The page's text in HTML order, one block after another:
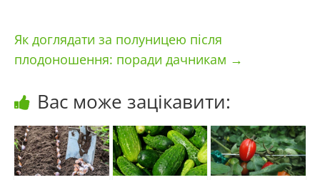
Як доглядати за полуницею після
плодоношення: поради дачникам →
Вас може зацікавити: